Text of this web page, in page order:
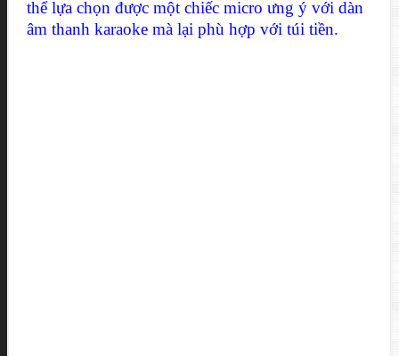
thể lựa chọn được một chiếc micro ưng ý với dàn
âm thanh karaoke mà lại phù hợp với túi tiền.